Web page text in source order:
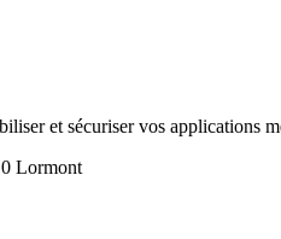
et sécuriser vos applications
Lormont